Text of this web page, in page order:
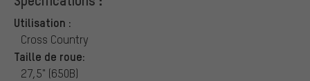
Utilisation :
Cross Country
Taille de roue:
27,5" (650B)